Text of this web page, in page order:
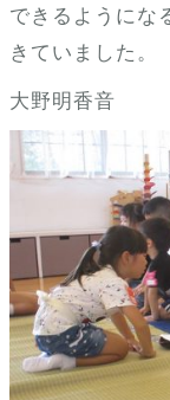
できるようにな
きていました。
大野明香音